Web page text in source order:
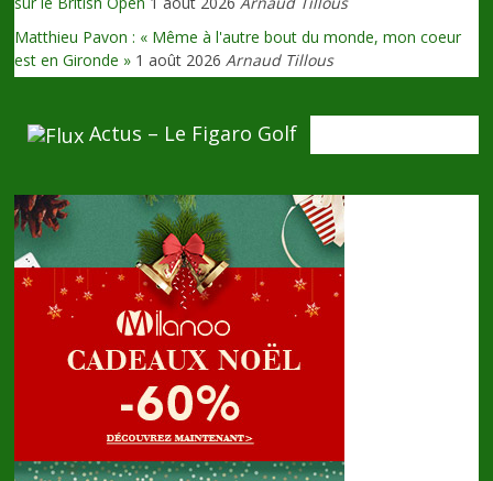
Matthieu Pavon : « Même à l'autre bout du monde, mon coeur
est en Gironde » 1 août 2026 Arnaud Tillous
Actus – Le Figaro Golf